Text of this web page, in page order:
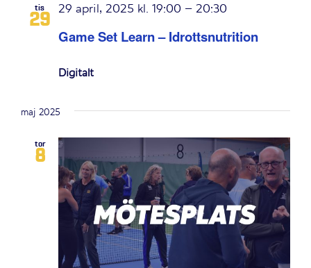
tis
29
Game Set Learn – Idrottsnutrition
29 april, 2025 kl. 19:00 – 20:30
Digitalt
maj 2025
tor
8